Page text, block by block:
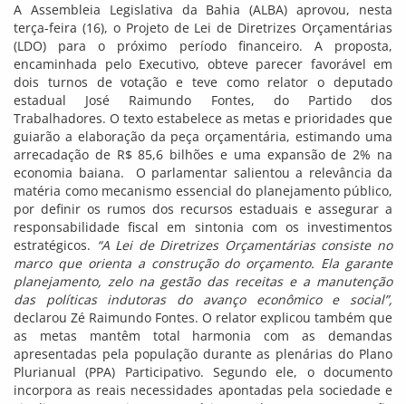
A Assembleia Legislativa da Bahia (ALBA) aprovou, nesta
terça-feira (16), o Projeto de Lei de Diretrizes Orçamentárias
(LDO) para o próximo período financeiro. A proposta,
encaminhada pelo Executivo, obteve parecer favorável em
dois turnos de votação e teve como relator o deputado
estadual José Raimundo Fontes, do Partido dos
Trabalhadores. O texto estabelece as metas e prioridades que
guiarão a elaboração da peça orçamentária, estimando uma
arrecadação de R$ 85,6 bilhões e uma expansão de 2% na
economia baiana. O parlamentar salientou a relevância da
matéria como mecanismo essencial do planejamento público,
por definir os rumos dos recursos estaduais e assegurar a
responsabilidade fiscal em sintonia com os investimentos
estratégicos. “A Lei de Diretrizes Orçamentárias consiste no
marco que orienta a construção do orçamento. Ela garante
planejamento, zelo na gestão das receitas e a manutenção
das políticas indutoras do avanço econômico e social”,
declarou Zé Raimundo Fontes. O relator explicou também que
as metas mantêm total harmonia com as demandas
apresentadas pela população durante as plenárias do Plano
Plurianual (PPA) Participativo. Segundo ele, o documento
incorpora as reais necessidades apontadas pela sociedade e